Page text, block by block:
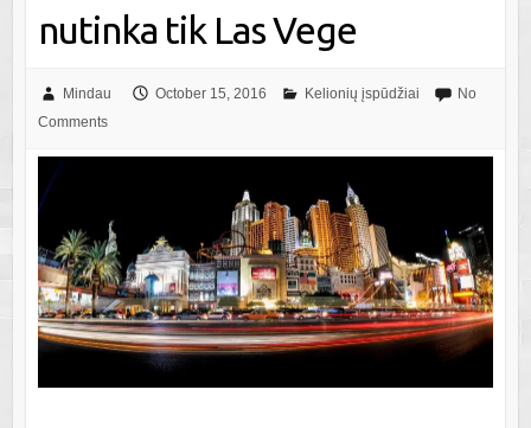
nutinka tik Las Vege
Mindau October 15, 2016 Kelionių įspūdžiai
No
Comments